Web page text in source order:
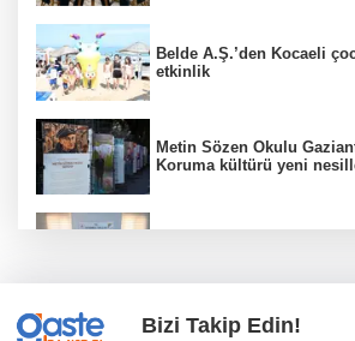
Belde A.Ş.’den Kocaeli
etkinlik
Metin Sözen Okulu
Koruma kültürü yeni
Türkiye Kültür Yolu ikinci
Bizi Takip Edin!